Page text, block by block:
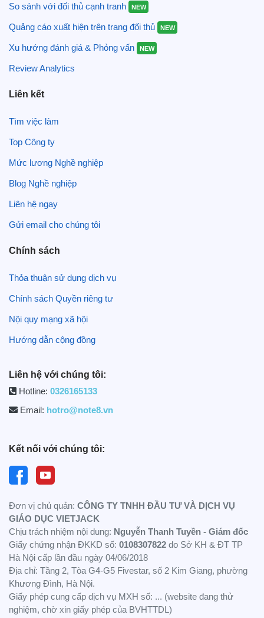
So sánh với đối thủ cạnh tranh NEW
Quảng cáo xuất hiện trên trang đối thủ NEW
Xu hướng đánh giá & Phỏng vấn NEW
Review Analytics
Liên kết
Tìm việc làm
Top Công ty
Mức lương Nghề nghiệp
Blog Nghề nghiệp
Liên hệ ngay
Gửi email cho chúng tôi
Chính sách
Thỏa thuận sử dụng dịch vụ
Chính sách Quyền riêng tư
Nội quy mạng xã hội
Hướng dẫn cộng đồng
Liên hệ với chúng tôi:
Hotline: 0326165133
Email: hotro@note8.vn
Kết nối với chúng tôi:
Đơn vị chủ quản: CÔNG TY TNHH ĐẦU TƯ VÀ DỊCH VỤ
GIÁO DỤC VIETJACK
Chịu trách nhiệm nội dung: Nguyễn Thanh Tuyền - Giám đốc
Giấy chứng nhận ĐKKD số: 0108307822 do Sở KH & ĐT TP
Hà Nội cấp lần đầu ngày 04/06/2018
Địa chỉ: Tầng 2, Tòa G4-G5 Fivestar, số 2 Kim Giang, phường
Khương Đình, Hà Nội.
Giấy phép cung cấp dịch vụ MXH số: ... (website đang thử
nghiệm, chờ xin giấy phép của BVHTTDL)